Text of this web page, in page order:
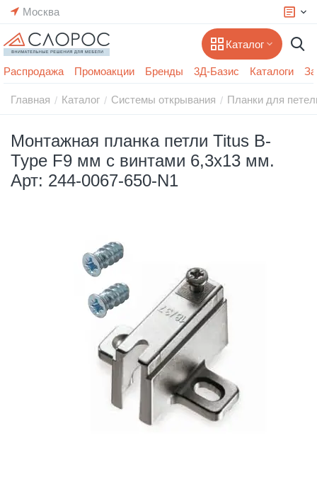
Москва
Каталог
Распродажа Промоакции Бренды 3Д-Базис Каталоги
Главная / Каталог / Системы открывания / Планки для
Монтажная планка петли Titus B-
Type F9 мм с винтами 6,3х13 мм.
Арт: 244-0067-650-N1